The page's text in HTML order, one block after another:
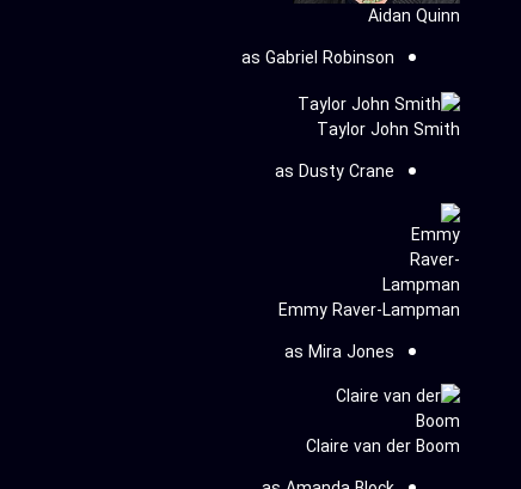
Aidan Quinn
as Gabriel Robinson
Taylor John Smith
as Dusty Crane
Emmy Raver-Lampman
as Mira Jones
Claire van der Boom